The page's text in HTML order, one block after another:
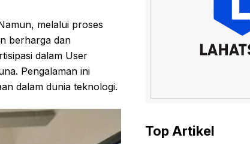
melalui proses
berharga dan
dalam User
Pengalaman ini
dalam dunia teknologi.
Top Artikel